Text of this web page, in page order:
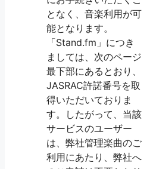
となく、音楽利用が可
能となります。
「Stand.fm」につき
ましては、次のページ
最下部にあるとおり、
JASRAC許諾番号を取
得いただいておりま
す。したがって、当該
サービスのユーザー
は、弊社管理楽曲のご
利用にあたり、弊社へ